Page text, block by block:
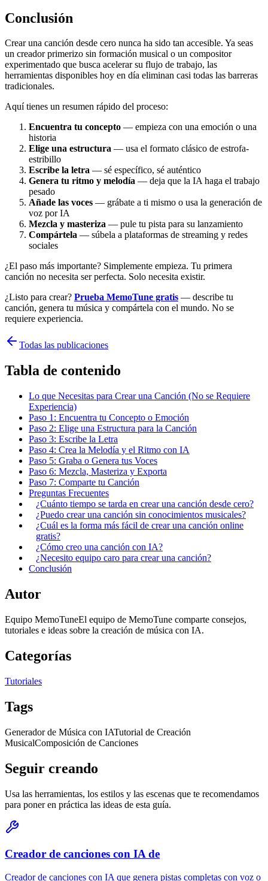
Conclusión
Crear una canción desde cero nunca ha sido tan accesible. Ya seas
un creador primerizo sin formación musical o un compositor
experimentado que busca acelerar su flujo de trabajo, las
herramientas disponibles hoy en día eliminan casi todas las barreras
tradicionales.
Aquí tienes un resumen rápido del proceso:
Encuentra tu concepto — empieza con una emoción o una
historia
Elige una estructura — usa el formato clásico de estrofa-
estribillo
Escribe la letra — sé específico, sé auténtico
Genera tu ritmo y melodía — deja que la IA haga el trabajo
pesado
Añade las voces — grábate a ti mismo o usa la generación de
voz por IA
Mezcla y masteriza — pule tu pista para su lanzamiento
Compártela — súbela a plataformas de streaming y redes
sociales
¿El paso más importante? Simplemente empieza. Tu primera
canción no necesita ser perfecta. Solo necesita existir.
¿Listo para crear? Prueba MemoTune gratis — describe tu
canción, genera tu música y compártela con el mundo. No se
requiere experiencia.
Todas las publicaciones
Tabla de contenido
Lo que Necesitas para Crear una Canción (No se Requiere
Experiencia)
Paso 1: Encuentra tu Concepto o Emoción
Paso 2: Elige una Estructura para la Canción
Paso 3: Escribe la Letra
Paso 4: Crea la Melodía y el Ritmo con IA
Paso 5: Graba o Genera tus Voces
Paso 6: Mezcla, Masteriza y Exporta
Paso 7: Comparte tu Canción
Preguntas Frecuentes
¿Cuánto tiempo se tarda en crear una canción desde cero?
¿Puedo crear una canción sin conocimientos musicales?
¿Cuál es la forma más fácil de crear una canción online
gratis?
¿Cómo creo una canción con IA?
¿Necesito equipo caro para crear una canción?
Conclusión
Autor
Equipo MemoTuneEl equipo de MemoTune comparte consejos,
tutoriales e ideas sobre la creación de música con IA.
Categorías
Tutoriales
Tags
Generador de Música con IATutorial de Creación
MusicalComposición de Canciones
Seguir creando
Usa las herramientas, los estilos y las escenas que te recomendamos
para poner en práctica las ideas de esta guía.
Creador de canciones con IA de
Creador de canciones con IA que genera pistas completas con voz o